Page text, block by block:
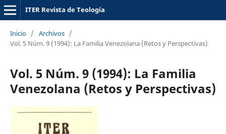
ITER Revista de Teología
Inicio / Archivos /
Vol. 5 Núm. 9 (1994): La Familia Venezolana (Retos y Perspectivas)
Vol. 5 Núm. 9 (1994): La Familia
Venezolana (Retos y Perspectivas)